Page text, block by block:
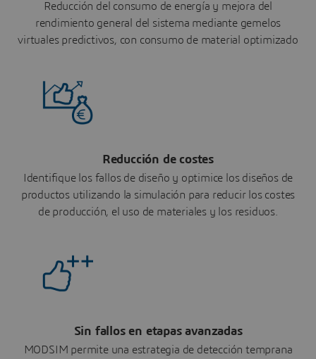
Reducción del consumo de energía y mejora del
rendimiento general del sistema mediante gemelos
virtuales predictivos, con consumo de material optimizado
Reducción de costes
Identifique los fallos de diseño y optimice los diseños de
productos utilizando la simulación para reducir los costes
de producción, el uso de materiales y los residuos.
Sin fallos en etapas avanzadas
MODSIM permite una estrategia de detección temprana